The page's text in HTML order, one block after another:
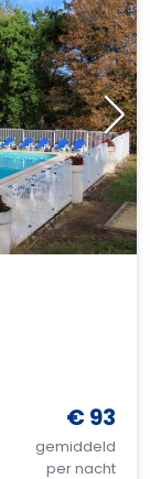
€ 93
gemiddeld
per nacht